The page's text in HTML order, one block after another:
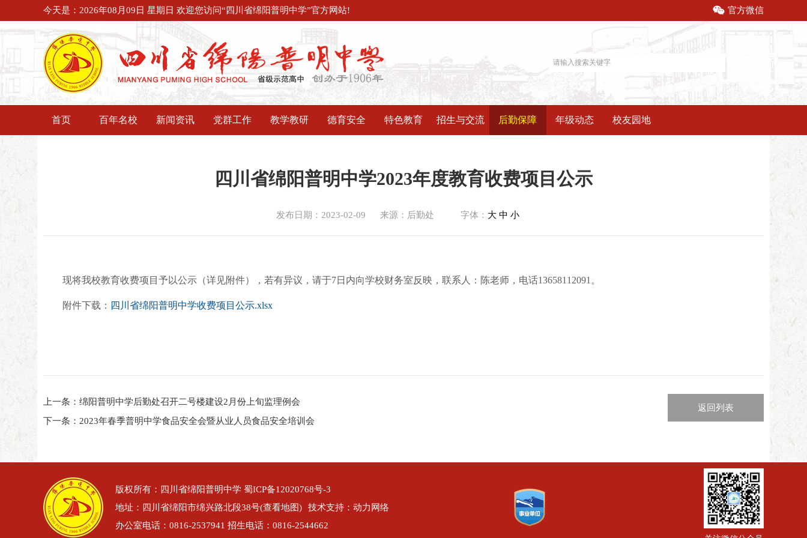
今天是： 2026年08月09日 星期日 欢迎您访问“四川省绵阳普明中学”官方网站! 官方微信
首页 百年名校 新闻资讯 党群工作 教学教研 德育安全 特色教育 招生与交流 后勤保障 年级动态 校友园地
四川省绵阳普明中学2023年度教育收费项目公示
发布日期：2023-02-09 来源：后勤处 字体： 大 中 小
现将我校教育收费项目予以公示（详见附件），若有异议，请于7日内向学校财务室反映，联系人：陈老师，电话13658112091。
附件下载： 四川省绵阳普明中学收费项目公示.xlsx
返回列表
上一条：绵阳普明中学后勤处召开二号楼建设2月份上旬监理例会
下一条：2023年春季普明中学食品安全会暨从业人员食品安全培训会
版权所有：四川省绵阳普明中学 蜀ICP备12020768号-3
地址：四川省绵阳市绵兴路北段38号(查看地图)
技术支持：动力网络
办公室电话：0816-2537941 招生电话：0816-2544662